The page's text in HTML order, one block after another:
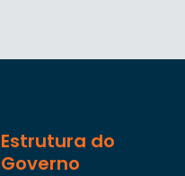
Estrutura do
Governo